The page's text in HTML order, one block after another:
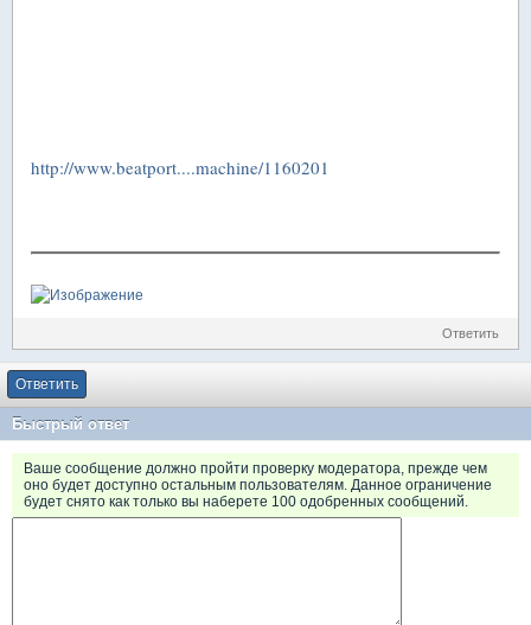
http://www.beatport....machine/1160201
Ответить
Ответить
Быстрый ответ
Ваше сообщение должно пройти проверку модератора, прежде чем
оно будет доступно остальным пользователям. Данное ограничение
будет снято как только вы наберете 100 одобренных сообщений.